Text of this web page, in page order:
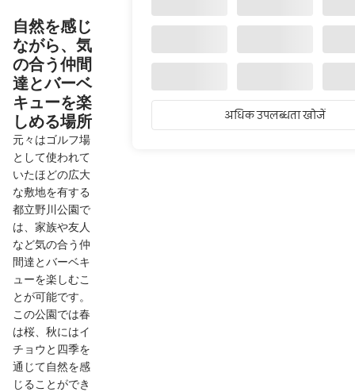
自然を感じ
ながら、気
の合う仲間
達とバーベ
キューを楽
しめる場所
元々はゴルフ場
として使われて
いたほどの広大
な敷地を有する
都立野川公園で
は、家族や友人
など気の合う仲
間達とバーベキ
ューを楽しむこ
とが可能です。
この公園では春
は桜、秋にはイ
チョウと四季を
通じて自然を感
じることができ
अधिक उपलब्धता खोजें